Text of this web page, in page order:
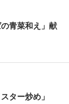
青菜和え」献
ター炒め」